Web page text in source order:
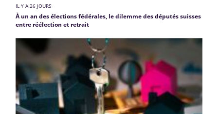
IL Y A 26 JOURS
À un an des élections fédérales, le dilemme des députés suisses
entre réélection et retrait